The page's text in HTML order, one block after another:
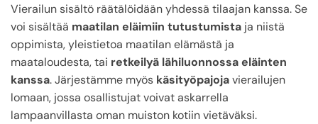
Vierailun sisältö räätälöidään yhdessä tilaajan kanssa. Se
voi sisältää maatilan eläimiin tutustumista ja niistä
oppimista, yleistietoa maatilan elämästä ja
maataloudesta, tai retkeilyä lähiluonnossa eläinten
kanssa.Järjestämme myös käsityöpajojavierailujen
lomaan, jossa osallistujat voivat askarrella
lampaanvillasta oman muiston kotiin vietäväksi.